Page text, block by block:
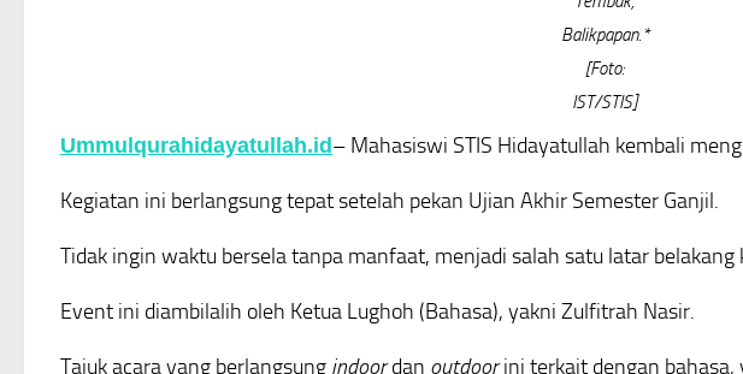
Balikpapan.*
[Foto:
IST/STIS]
Ummulqurahidayatullah.id – Mahasiswi STIS Hidayatullah kembali
Kegiatan ini berlangsung tepat setelah pekan Ujian Akhir Semester Ganjil.
Tidak ingin waktu bersela tanpa manfaat, menjadi salah satu latar
Event ini diambilalih oleh Ketua Lughoh (Bahasa), yakni Zulfitrah Nasir.
Tajuk acara yang berlangsung indoordan outdoorini terkait dengan bahasa,